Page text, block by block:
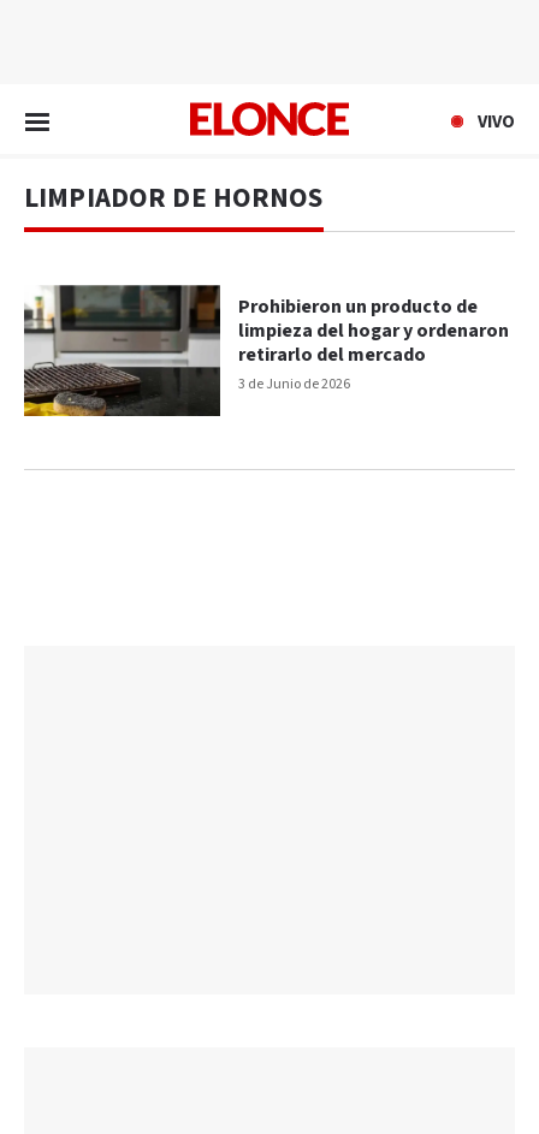
VIVO
LIMPIADOR DE HORNOS
3 de Junio de 2026
Prohibieron un producto de
limpieza del hogar y ordenaron
retirarlo del mercado